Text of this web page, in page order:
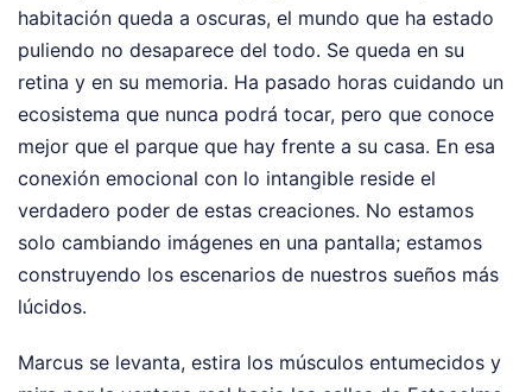
habitación queda a oscuras, el mundo que ha estado
puliendo no desaparece del todo. Se queda en su
retina y en su memoria. Ha pasado horas cuidando un
ecosistema que nunca podrá tocar, pero que conoce
mejor que el parque que hay frente a su casa. En esa
conexión emocional con lo intangible reside el
verdadero poder de estas creaciones. No estamos
solo cambiando imágenes en una pantalla; estamos
construyendo los escenarios de nuestros sueños más
lúcidos.
Marcus se levanta, estira los músculos entumecidos y